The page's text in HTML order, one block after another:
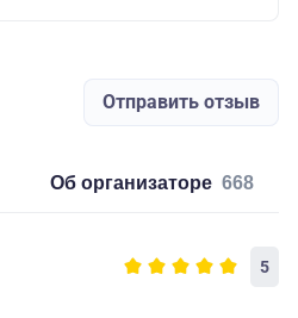
Отправить отзыв
об организаторе 668
5